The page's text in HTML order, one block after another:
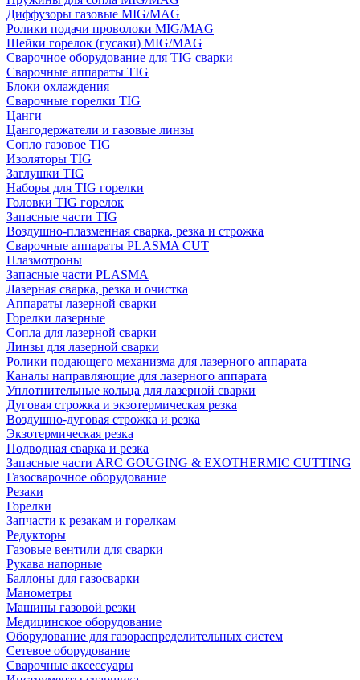
Диффузоры газовые MIG/MAG
Ролики подачи проволоки MIG/MAG
Шейки горелок (гусаки) MIG/MAG
Сварочное оборудование для TIG сварки
Сварочные аппараты TIG
Блоки охлаждения
Сварочные горелки TIG
Цанги
Цангодержатели и газовые линзы
Сопло газовое TIG
Изоляторы TIG
Заглушки TIG
Наборы для TIG горелки
Головки TIG горелок
Запасные части TIG
Воздушно-плазменная сварка, резка и строжка
Сварочные аппараты PLASMA CUT
Плазмотроны
Запасные части PLASMA
Лазерная сварка, резка и очистка
Аппараты лазерной сварки
Горелки лазерные
Сопла для лазерной сварки
Линзы для лазерной сварки
Ролики подающего механизма для лазерного аппарата
Каналы направляющие для лазерного аппарата
Уплотнительные кольца для лазерной сварки
Дуговая строжка и экзотермическая резка
Воздушно-дуговая строжка и резка
Экзотермическая резка
Подводная сварка и резка
Запасные части ARC GOUGING & EXOTHERMIC CUTTING
Газосварочное оборудование
Резаки
Горелки
Запчасти к резакам и горелкам
Редукторы
Газовые вентили для сварки
Рукава напорные
Баллоны для газосварки
Манометры
Машины газовой резки
Медицинское оборудование
Оборудование для газораспределительных систем
Сетевое оборудование
Сварочные аксессуары